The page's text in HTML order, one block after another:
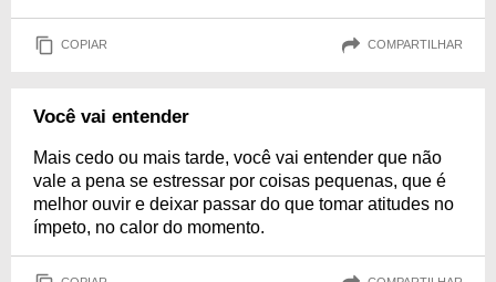
COPIAR COMPARTILHAR
Você vai entender
Mais cedo ou mais tarde, você vai entender que não
vale a pena se estressar por coisas pequenas, que é
melhor ouvir e deixar passar do que tomar atitudes no
ímpeto, no calor do momento.